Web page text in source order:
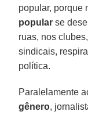
popular, porque
popular se
ruas, nos
sindicais,
política.
Paralelamente
gênero,